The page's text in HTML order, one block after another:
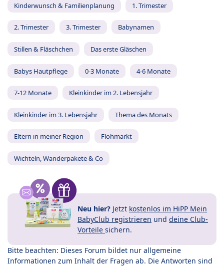
Kinderwunsch & Familienplanung 1. Trimester
2. Trimester 3. Trimester Babynamen
Stillen & Fläschchen Das erste Gläschen
Babys Hautpflege 0-3 Monate 4-6 Monate
7-12 Monate Kleinkinder im 2. Lebensjahr
Kleinkinder im 3. Lebensjahr Thema des Monats
Eltern in meiner Region Flohmarkt
Wichteln, Wanderpakete & Co
Neu hier? Jetzt kostenlos im HiPP Mein
BabyClub registrieren und deine Club-
Vorteile sichern.
Bitte beachten: Dieses Forum bildet nur allgemeine
Informationen zum Inhalt der Fragen ab. Die Antworten sind